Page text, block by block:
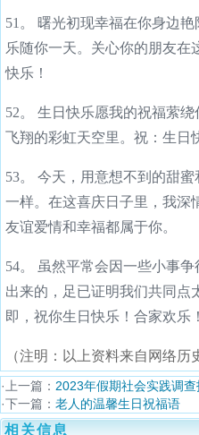
51。 曙光初现幸福在你身边
乐随你一天。关心你的朋友在
快乐！
52。 生日快乐愿我的祝福萦
飞翔的彩虹天空里。祝：生日
53。 今天，用意想不到的甜
一样。在这喜庆日子里，我深
友谊爱情和幸福都属于你。
54。 虽然平常会因一些小事
出来的，足已证明我们共同点
即，祝你生日快乐！合家欢乐！
（注明：以上资料来自网络历
·上一篇： 2023年假期社会实践调
·下一篇： 老人的温馨生日祝福语
相关信息